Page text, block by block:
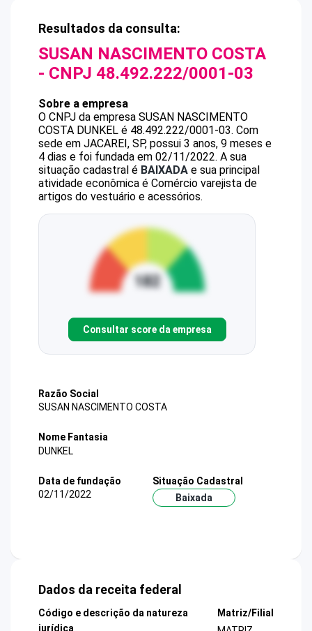
Resultados da consulta:
SUSAN NASCIMENTO COSTA
- CNPJ 48.492.222/0001-03
Sobre a empresa
O CNPJ da empresa SUSAN NASCIMENTO
COSTA DUNKEL é 48.492.222/0001-03. Com
sede em JACAREI, SP, possui 3 anos, 9 meses e
4 dias e foi fundada em 02/11/2022. A sua
situação cadastral é BAIXADA e sua principal
atividade econômica é Comércio varejista de
artigos do vestuário e acessórios.
Consultar score da empresa
Razão Social
SUSAN NASCIMENTO COSTA
Nome Fantasia
DUNKEL
Data de fundação
02/11/2022
Situação Cadastral
Baixada
Dados da receita federal
Código e descrição da natureza
jurídica
Matriz/Filial